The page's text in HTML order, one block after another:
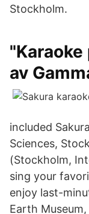
Stockholm.
av
included
Sciences,
(Stockholm,
sing your
enjoy last-
Earth